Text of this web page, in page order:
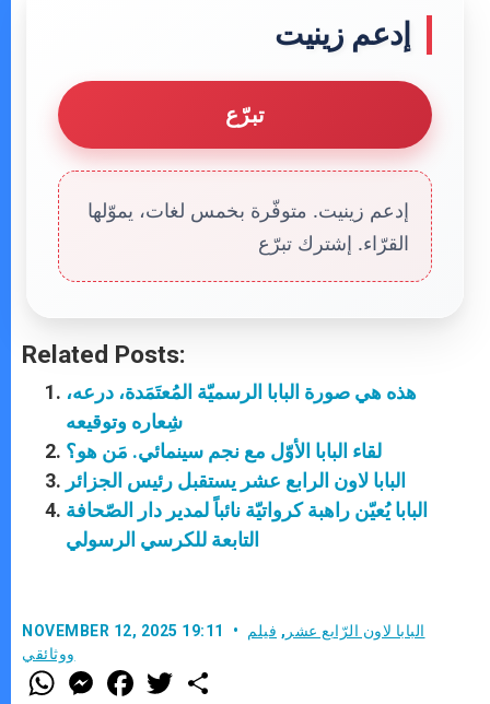
إدعم زينيت
تبرّع
إدعم زينيت. متوفّرة بخمس لغات، يموّلها
القرّاء. إشترك تبرّع
Related Posts:
هذه هي صورة البابا الرسميّة المُعتَمَدة، درعه،
شِعاره وتوقيعه
لقاء البابا الأوّل مع نجم سينمائي. مَن هو؟
البابا لاون الرابع عشر يستقبل رئيس الجزائر
البابا يُعيّن راهبة كرواتيّة نائباً لمدير دار الصّحافة
التابعة للكرسي الرسولي
NOVEMBER 12, 2025 19:11 البابا لاون الرّابع عشر , فيلم
ووثائقي
W
h
M
e
F
a w